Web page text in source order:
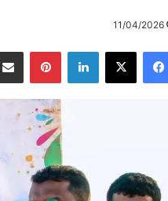
11/04/2026